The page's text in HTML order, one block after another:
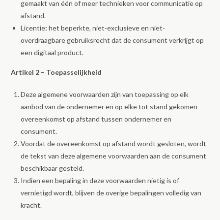
gemaakt van één of meer technieken voor communicatie op
afstand.
Licentie: het beperkte, niet-exclusieve en niet-
overdraagbare gebruiksrecht dat de consument verkrijgt op
een digitaal product.
Artikel 2 – Toepasselijkheid
Deze algemene voorwaarden zijn van toepassing op elk
aanbod van de ondernemer en op elke tot stand gekomen
overeenkomst op afstand tussen ondernemer en
consument.
Voordat de overeenkomst op afstand wordt gesloten, wordt
de tekst van deze algemene voorwaarden aan de consument
beschikbaar gesteld.
Indien een bepaling in deze voorwaarden nietig is of
vernietigd wordt, blijven de overige bepalingen volledig van
kracht.